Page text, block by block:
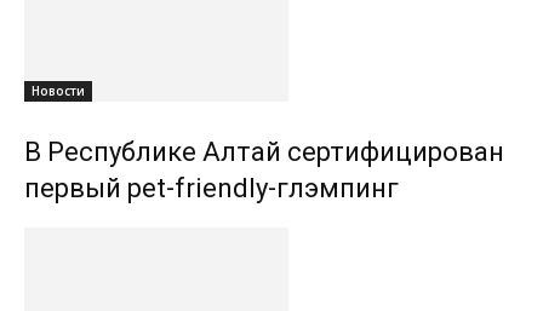
Новости
В Республике Алтай сертифицирован
первый pet-friendly-глэмпинг